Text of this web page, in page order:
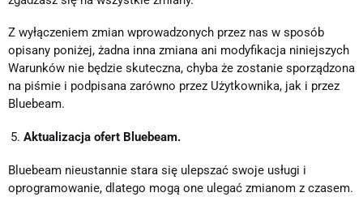
Z wyłączeniem zmian wprowadzonych przez nas w sposób
opisany poniżej, żadna inna zmiana ani modyfikacja niniejszych
Warunków nie będzie skuteczna, chyba że zostanie sporządzona
na piśmie i podpisana zarówno przez Użytkownika, jak i przez
Bluebeam.
Aktualizacja ofert Bluebeam.
Bluebeam nieustannie stara się ulepszać swoje usługi i
oprogramowanie, dlatego mogą one ulegać zmianom z czasem.